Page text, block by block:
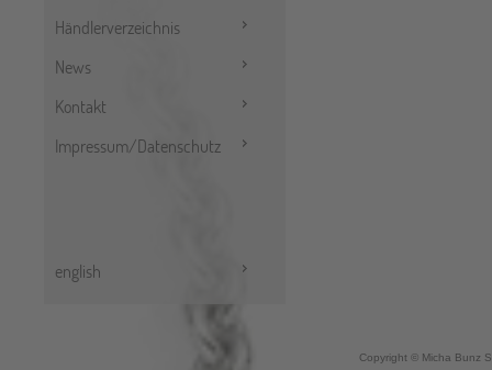
Copyright © Micha Bunz
Händlerverzeichnis
News
Kontakt
Impressum/Datenschutz
english